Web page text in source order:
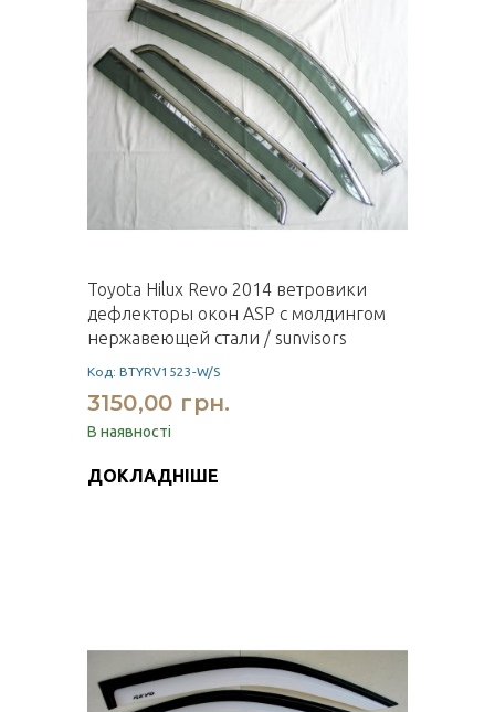
Toyota Hilux Revo 2014 ветровики
дефлекторы окон ASP с молдингом
нержавеющей стали / sunvisors
Код: BTYRV1523-W/S
3150,00 грн.
В наявності
ДОКЛАДНІШЕ